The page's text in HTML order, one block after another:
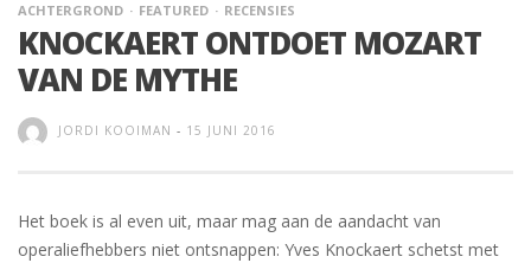
ACHTERGROND FEATURED RECENSIES
KNOCKAERT ONTDOET MOZART
VAN DE MYTHE
JORDI KOOIMAN - 15 JUNI 2016
Het boek is al even uit, maar mag aan de aandacht van
operaliefhebbers niet ontsnappen: Yves Knockaert schetst met